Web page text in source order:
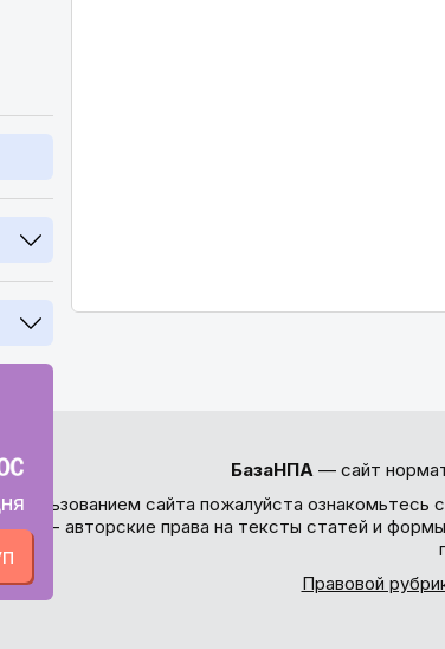
БазаНПА— сайт
сайта пожалуйста ознакомьтесь с
- авторские права на тексты статей и
Правовой